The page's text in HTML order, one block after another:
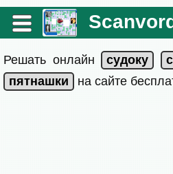
Решать онлайн
на сайте